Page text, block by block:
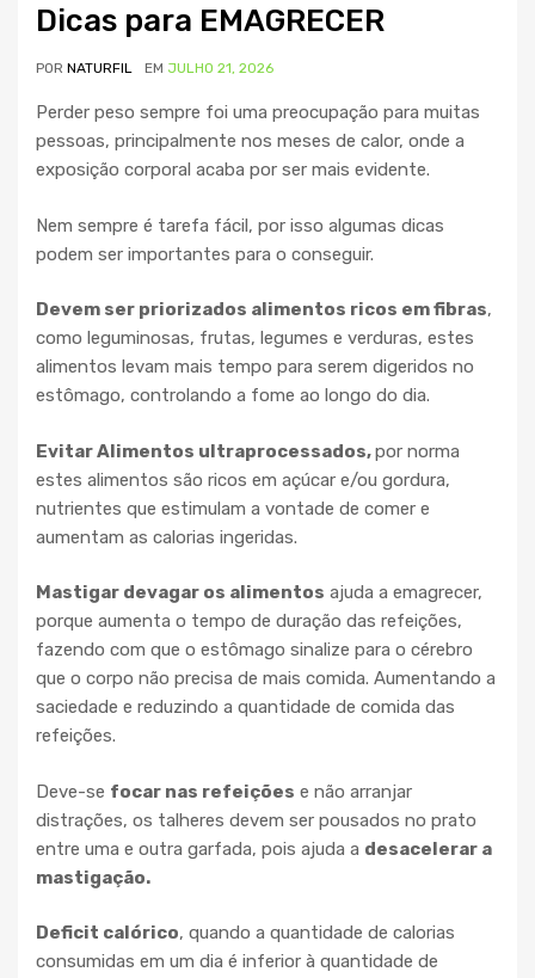
Dicas para EMAGRECER
POR NATURFIL EM JULHO 21, 2026
Perder peso sempre foi uma preocupação para muitas
pessoas, principalmente nos meses de calor, onde a
exposição corporal acaba por ser mais evidente.
Nem sempre é tarefa fácil, por isso algumas dicas
podem ser importantes para o conseguir.
Devem ser priorizados alimentos ricos em fibras,
como leguminosas, frutas, legumes e verduras, estes
alimentos levam mais tempo para serem digeridos no
estômago, controlando a fome ao longo do dia.
Evitar Alimentos ultraprocessados,por norma
estes alimentos são ricos em açúcar e/ou gordura,
nutrientes que estimulam a vontade de comer e
aumentam as calorias ingeridas.
Mastigar devagar os alimentos ajuda a emagrecer,
porque aumenta o tempo de duração das refeições,
fazendo com que o estômago sinalize para o cérebro
que o corpo não precisa de mais comida. Aumentando a
saciedade e reduzindo a quantidade de comida das
refeições.
Deve-se focar nas refeições e não arranjar
distrações, os talheres devem ser pousados no prato
entre uma e outra garfada, pois ajuda a desacelerar a
mastigação.
Deficit calórico, quando a quantidade de calorias
consumidas em um dia é inferior à quantidade de